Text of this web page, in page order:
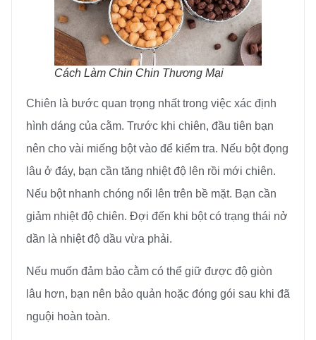
Cách Làm Chin Chin Thương Mại
Chiên là bước quan trọng nhất trong việc xác định
hình dáng của cằm. Trước khi chiên, đầu tiên bạn
nên cho vài miếng bột vào để kiểm tra. Nếu bột đọng
lâu ở đáy, bạn cần tăng nhiệt độ lên rồi mới chiên.
Nếu bột nhanh chóng nổi lên trên bề mặt. Bạn cần
giảm nhiệt độ chiên. Đợi đến khi bột có trạng thái nở
dần là nhiệt độ dầu vừa phải.
Nếu muốn đảm bảo cằm có thể giữ được độ giòn
lâu hơn, bạn nên bảo quản hoặc đóng gói sau khi đã
nguội hoàn toàn.